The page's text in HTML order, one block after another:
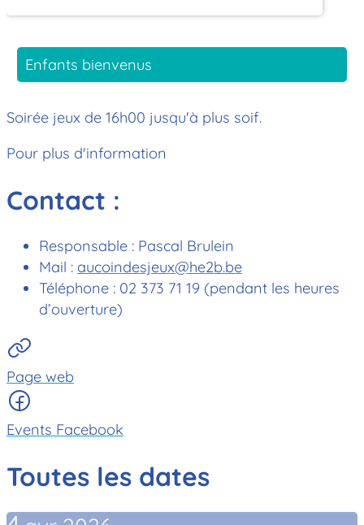
Enfants bienvenus
Soirée jeux de 16h00 jusqu'à plus soif.
Pour plus d'information
Contact :
Responsable : Pascal Brulein
Mail : aucoindesjeux@he2b.be
Téléphone : 02 373 71 19 (pendant les heures
d’ouverture)
Page web
Events Facebook
Toutes les dates